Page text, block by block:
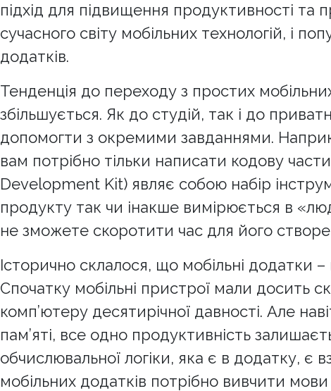
підхід для підвищення продуктивності
сучасного світу мобільних технологій, і
додатків.
Тенденція до переходу з простих
збільшується. Як до студій, так і до
допомогти з окремими завданнями.
вам потрібно тільки написати кодову
Development Kit) являє собою набір
продукту так чи інакше вимірюється в
не зможете скоротити час для його
Історично склалося, що мобільні додатки
Спочатку мобільні пристрої мали досить
комп’ютеру десятирічної давності. Але
пам’яті, все одно продуктивність
обчислювальної логіки, яка є в додатку,
мобільних додатків потрібно вивчити